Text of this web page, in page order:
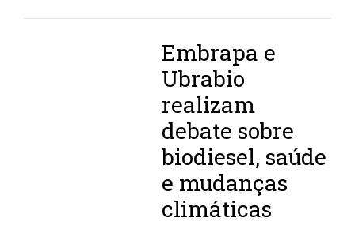
Embrapa e
Ubrabio
realizam
debate sobre
biodiesel, saúde
e mudanças
climáticas